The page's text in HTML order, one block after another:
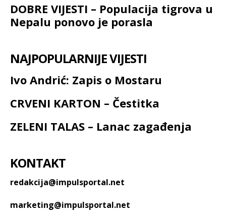
DOBRE VIJESTI – Populacija tigrova u
Nepalu ponovo je porasla
NAJPOPULARNIJE VIJESTI
Ivo Andrić: Zapis o Mostaru
CRVENI KARTON – Čestitka
ZELENI TALAS – Lanac zagađenja
KONTAKT
redakcija@impulsportal.net
marketing@impulsportal.net